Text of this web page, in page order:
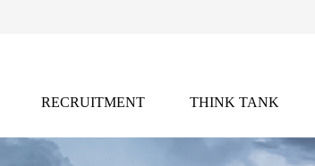
RECRUITMENT
THINK TANK